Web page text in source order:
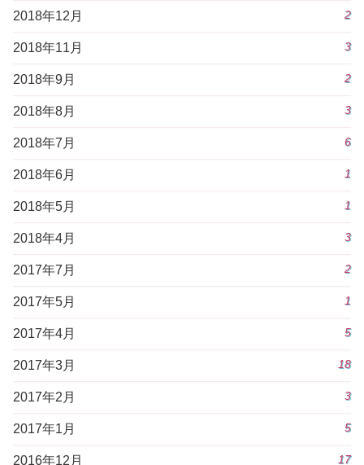
2018年12月 2
2018年11月 3
2018年9月 2
2018年8月 3
2018年7月 6
2018年6月 1
2018年5月 1
2018年4月 3
2017年7月 2
2017年5月 1
2017年4月 5
2017年3月 18
2017年2月 3
2017年1月 5
2016年12月 17